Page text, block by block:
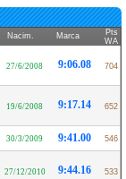
Nacim. Marca
Pts
WA
27/6/2008 9:06.08 704
19/6/2008 9:17.14 652
30/3/2009 9:41.00 546
27/12/2010 9:44.16 533